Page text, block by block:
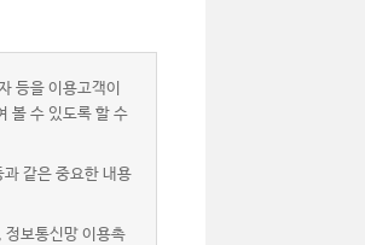
등을 이용고객이
볼 수 있도록 할 수
같은 중요한 내용
정보통신망 이용촉